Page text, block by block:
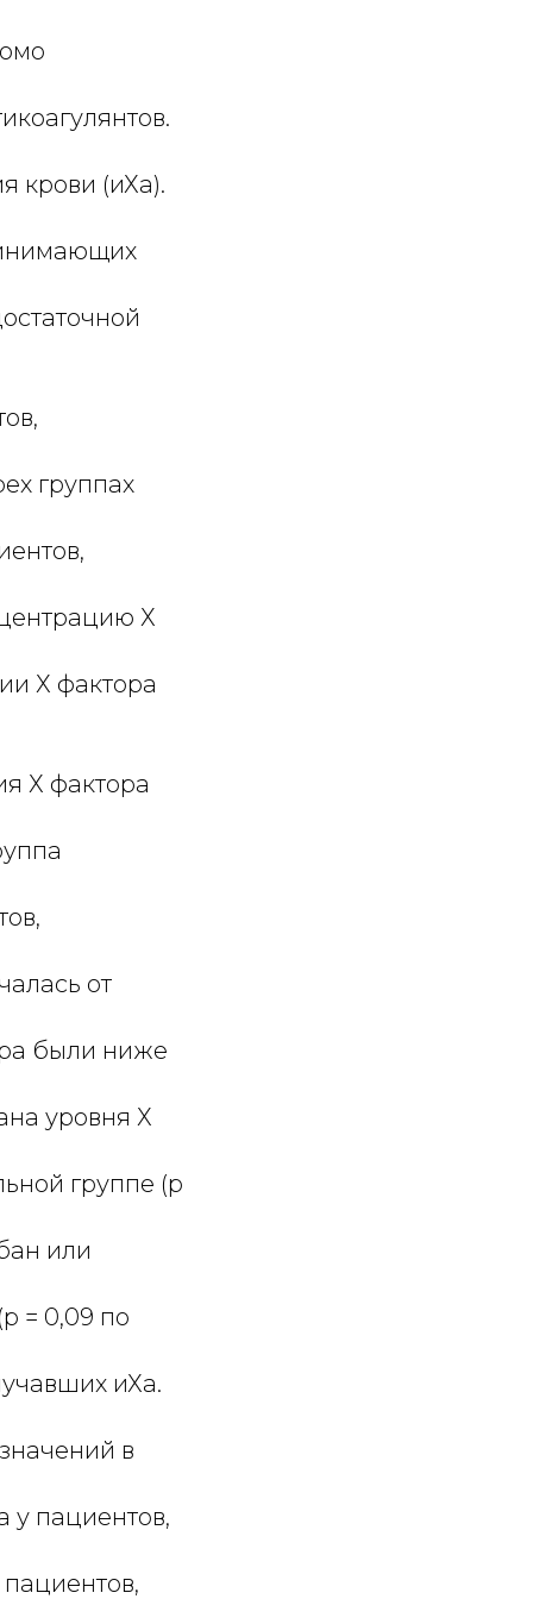
крови (иХа).
группах
Х
Х фактора
Х фактора
от
были ниже
уровня Х
группе (р
или
= 0,09 по
иХа.
в
у пациентов,
пациентов,